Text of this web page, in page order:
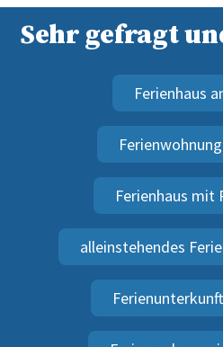
Sehr gefragt
Ferienhaus
Ferienhaus mit
alleinstehendes